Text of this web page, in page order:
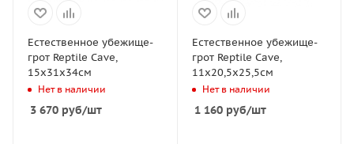
Естественное убежище-
грот Reptile Cave,
15х31х34см
Нет в наличии
3 670 руб/шт
Естественное убежище-
грот Reptile Cave,
11x20,5x25,5см
Нет в наличии
1 160руб/шт